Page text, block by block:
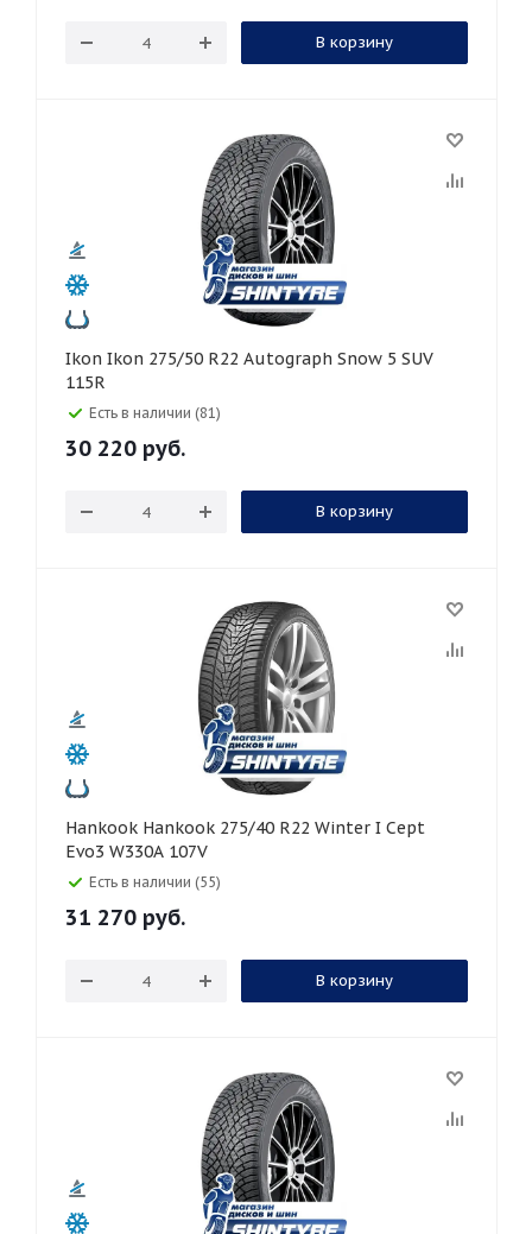
В корзину
Ikon Ikon 275/50 R22 Autograph Snow 5 SUV
115R
Есть в наличии (81)
30 220 руб.
В корзину
Hankook Hankook 275/40 R22 Winter I Cept
Evo3 W330A 107V
Есть в наличии (55)
31 270 руб.
В корзину